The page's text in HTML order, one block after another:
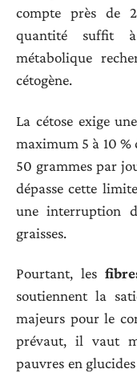
compte près de
quantité suffit
métabolique
cétogène.
La cétose exige
maximum 5 à 10 %
50 grammes par
dépasse cette
une interruption
graisses.
Pourtant, les
soutiennent la
majeurs pour le
prévaut, il vaut
pauvres en